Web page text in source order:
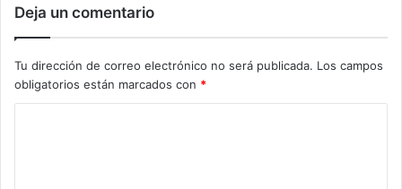
Deja un comentario
Tu dirección de correo electrónico no será publicada. Los campos
obligatorios están marcados con *